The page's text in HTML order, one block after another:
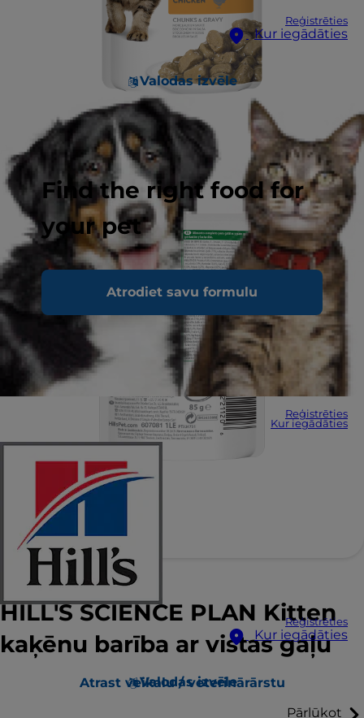
Reģistrēties
Kur iegādāties
Valodas izvēle
Find the right food for
your pet
Atrodiet savu formulu
Reģistrēties
Kur iegādāties
Reģistrēties
Kur iegādāties
Valodas izvēle
Pārlūkot
HILL'S SCIENCE PLAN Kitten
kaķēnu barība ar vistas gaļu
Atrast veikalu / veterinārārstu